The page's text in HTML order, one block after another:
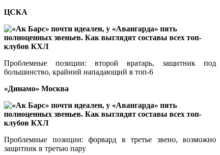
ЦСКА
Проблемные позиции: второй вратарь, защитник под
большинство, крайний нападающий в топ-6
«Динамо» Москва
Проблемные позиции: форвард в третье звено, возможно
защитник в третью пару